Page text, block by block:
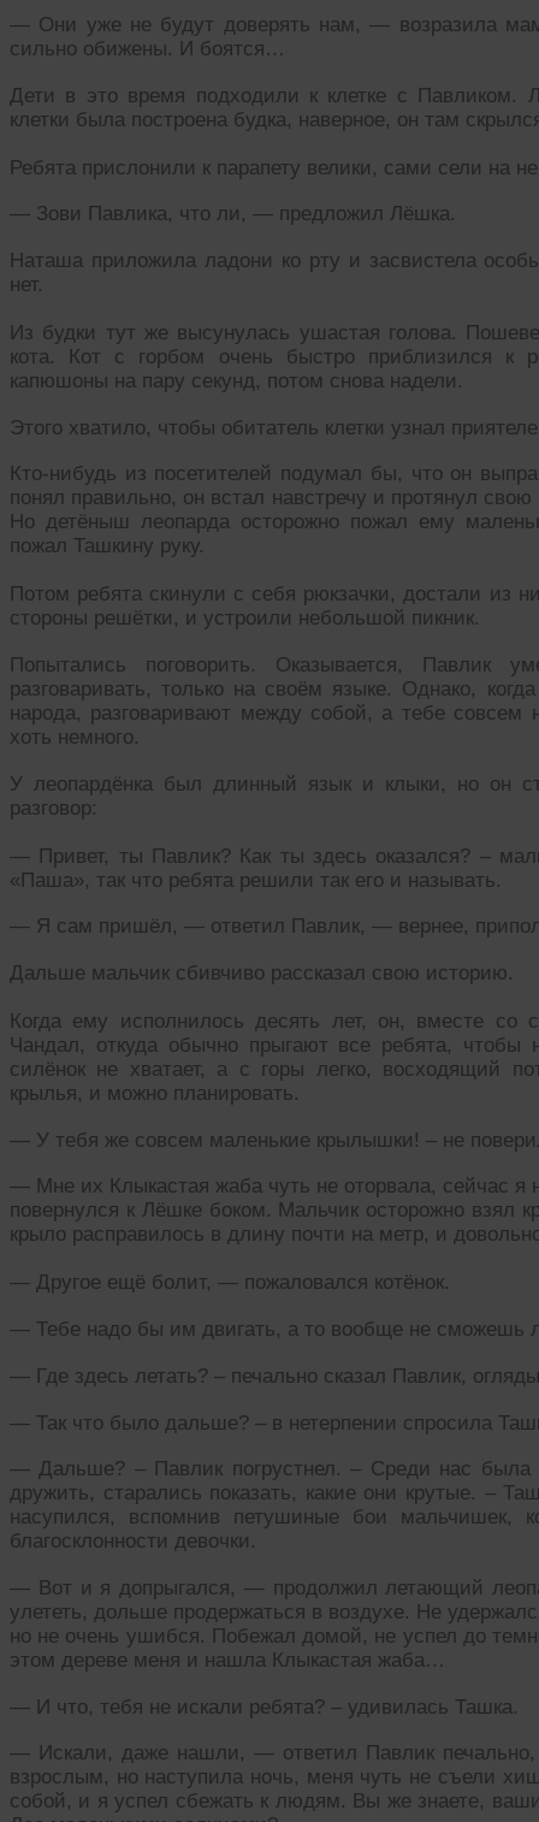
— Они уже не будут доверять нам, — возразила
сильно обижены. И боятся…
Дети в это время подходили к клетке с Павликом.
клетки была построена будка, наверное, он там
Ребята прислонили к парапету велики, сами сели на
— Зови Павлика, что ли, — предложил Лёшка.
Наташа приложила ладони ко рту и засвистела
нет.
Из будки тут же высунулась ушастая голова.
кота. Кот с горбом очень быстро приблизился к
капюшоны на пару секунд, потом снова надели.
Этого хватило, чтобы обитатель клетки узнал
Кто-нибудь из посетителей подумал бы, что он
понял правильно, он встал навстречу и протянул
Но детёныш леопарда осторожно пожал ему
пожал Ташкину руку.
Потом ребята скинули с себя рюкзачки, достали из
стороны решётки, и устроили небольшой пикник.
Попытались поговорить. Оказывается, Павлик
разговаривать, только на своём языке. Однако,
народа, разговаривают между собой, а тебе совсем
хоть немного.
У леопардёнка был длинный язык и клыки, но он
разговор:
— Привет, ты Павлик? Как ты здесь оказался? –
«Паша», так что ребята решили так его и называть.
— Я сам пришёл, — ответил Павлик, — вернее,
Дальше мальчик сбивчиво рассказал свою историю.
Когда ему исполнилось десять лет, он, вместе со
Чандал, откуда обычно прыгают все ребята, чтобы
силёнок не хватает, а с горы легко, восходящий
крылья, и можно планировать.
— У тебя же совсем маленькие крылышки! – не
— Мне их Клыкастая жаба чуть не оторвала, сейчас я
повернулся к Лёшке боком. Мальчик осторожно взял
крыло расправилось в длину почти на метр, и
— Другое ещё болит, — пожаловался котёнок.
— Тебе надо бы им двигать, а то вообще не сможешь
— Где здесь летать? – печально сказал Павлик,
— Так что было дальше? – в нетерпении спросила
— Дальше? – Павлик погрустнел. – Среди нас была
дружить, старались показать, какие они крутые. –
насупился, вспомнив петушиные бои мальчишек,
благосклонности девочки.
— Вот и я допрыгался, — продолжил летающий
улететь, дольше продержаться в воздухе. Не
но не очень ушибся. Побежал домой, не успел до
этом дереве меня и нашла Клыкастая жаба…
— И что, тебя не искали ребята? – удивилась Ташка.
— Искали, даже нашли, — ответил Павлик печально,
взрослым, но наступила ночь, меня чуть не съели
собой, и я успел сбежать к людям. Вы же знаете,